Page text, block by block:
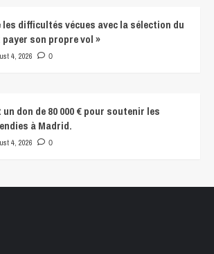
les difficultés vécues avec la sélection du
son propre vol »
4, 2026 0
don de 80 000 € pour soutenir les
à Madrid.
4, 2026 0